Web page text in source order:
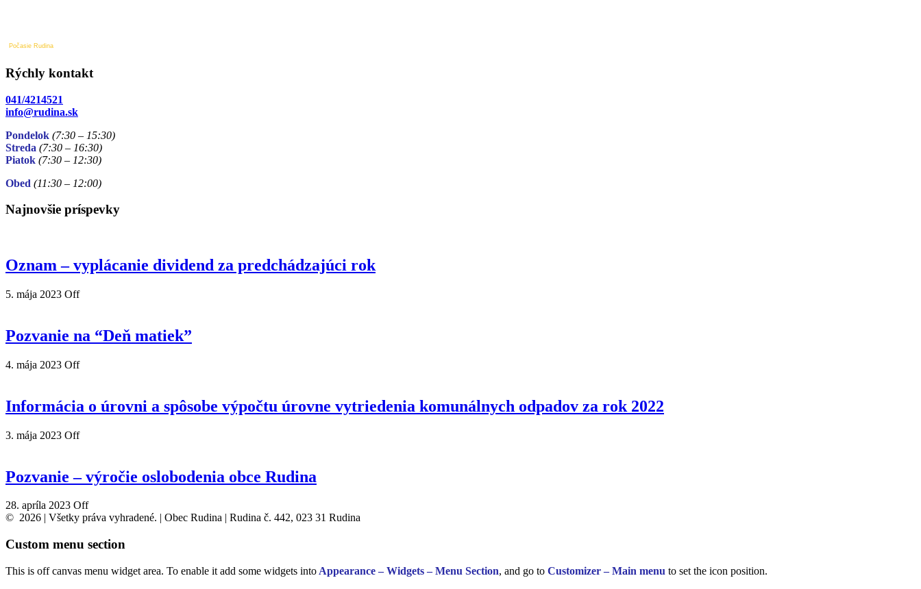
Počasie Rudina
Rýchly kontakt
041/4214521
info@rudina.sk
Pondelok (7:30 – 15:30)
Streda (7:30 – 16:30)
Piatok (7:30 – 12:30)
Obed (11:30 – 12:00)
Najnovšie príspevky
Oznam – vyplácanie dividend za predchádzajúci rok
5. mája 2023 Off
Pozvanie na “Deň matiek”
4. mája 2023 Off
Informácia o úrovni a spôsobe výpočtu úrovne vytriedenia komunálnych odpadov za rok 2022
3. mája 2023 Off
Pozvanie – výročie oslobodenia obce Rudina
28. apríla 2023 Off
© 2026 | Všetky práva vyhradené. | Obec Rudina | Rudina č. 442, 023 31 Rudina
Custom menu section
This is off canvas menu widget area. To enable it add some widgets into Appearance – Widgets – Menu Section, and go to Customizer – Main menu to set the icon position.